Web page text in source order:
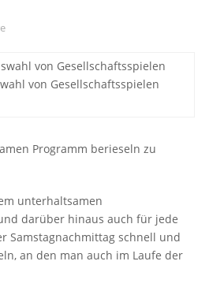
von Gesellschaftsspielen
Programm berieseln zu
unterhaltsamen
darüber hinaus auch für jede
Samstagnachmittag schnell und
an den man auch im Laufe der